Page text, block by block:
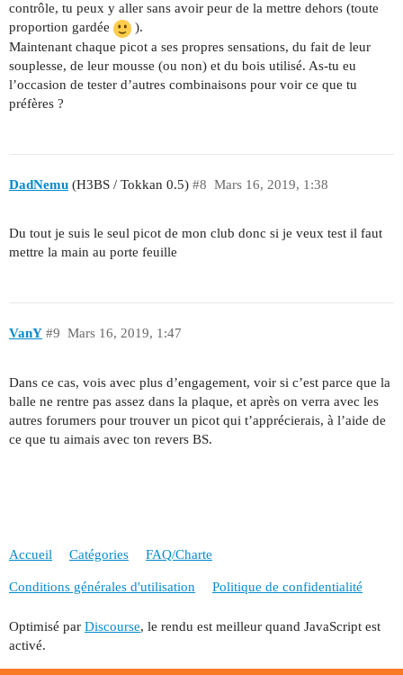
contrôle, tu peux y aller sans avoir peur de la mettre dehors (toute
proportion gardée
).
Maintenant chaque picot a ses propres sensations, du fait de leur
souplesse, de leur mousse (ou non) et du bois utilisé. As-tu eu
l’occasion de tester d’autres combinaisons pour voir ce que tu
préfères ?
DadNemu (H3BS / Tokkan 0.5) Mars 16, 2019, 1:38
#8
Du tout je suis le seul picot de mon club donc si je veux test il faut
mettre la main au porte feuille
VanY Mars 16, 2019, 1:47
#9
Dans ce cas, vois avec plus d’engagement, voir si c’est parce que la
balle ne rentre pas assez dans la plaque, et après on verra avec les
autres forumers pour trouver un picot qui t’apprécierais, à l’aide de
ce que tu aimais avec ton revers BS.
Accueil Catégories FAQ/Charte
Conditions générales d'utilisation Politique de confidentialité
Optimisé par Discourse, le rendu est meilleur quand JavaScript est
activé.